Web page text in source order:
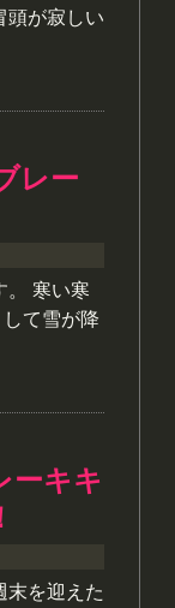
頭が寂しい
レー
。 寒い寒
て雪が降
ーキキ
末を迎えた